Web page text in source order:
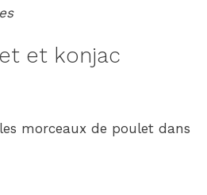
et konjac
morceaux de poulet dans